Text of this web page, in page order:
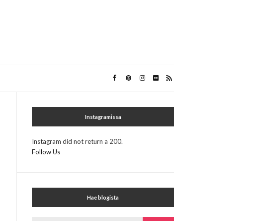
Instagramissa
Instagram did not return a 200.
Follow Us
Hae blogista